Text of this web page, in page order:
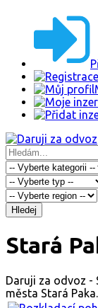
Hledej
Stará
Daruji za odvoz -
města Stará